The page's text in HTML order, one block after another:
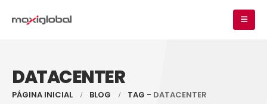
DATACENTER
PÁGINA INICIAL BLOG TAG - DATACENTER